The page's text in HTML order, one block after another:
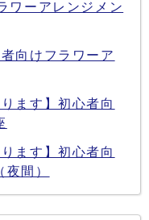
ワーアレンジメン
向けフラワーア
ます】初心者向
ます】初心者向
間）